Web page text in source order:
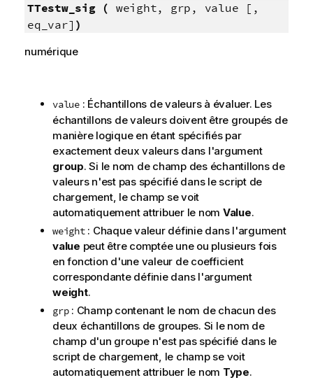
TTestw_sig ( weight, grp, value [,
eq_var] )
numérique
value: Échantillons de valeurs à évaluer. Les
échantillons de valeurs doivent être groupés de
manière logique en étant spécifiés par
exactement deux valeurs dans l'argument
group. Si le nom de champ des échantillons de
valeurs n'est pas spécifié dans le script de
chargement, le champ se voit
automatiquement attribuer le nom Value.
weight: Chaque valeur définie dans l'argument
value peut être comptée une ou plusieurs fois
en fonction d'une valeur de coefficient
correspondante définie dans l'argument
weight.
grp: Champ contenant le nom de chacun des
deux échantillons de groupes. Si le nom de
champ d'un groupe n'est pas spécifié dans le
script de chargement, le champ se voit
automatiquement attribuer le nom Type.